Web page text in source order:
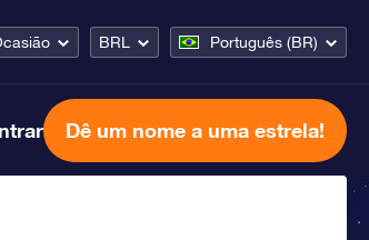
BRL Português (BR)
Dê um nome a uma estrela!